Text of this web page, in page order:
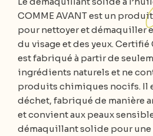
COMME AVANT est un
pour nettoyer et démaquiller
du visage et des yeux.
est fabriqué à partir de
ingrédients naturels et ne
produits chimiques nocifs. Il
déchet, fabriqué de manière
et convient aux peaux
démaquillant solide pour une